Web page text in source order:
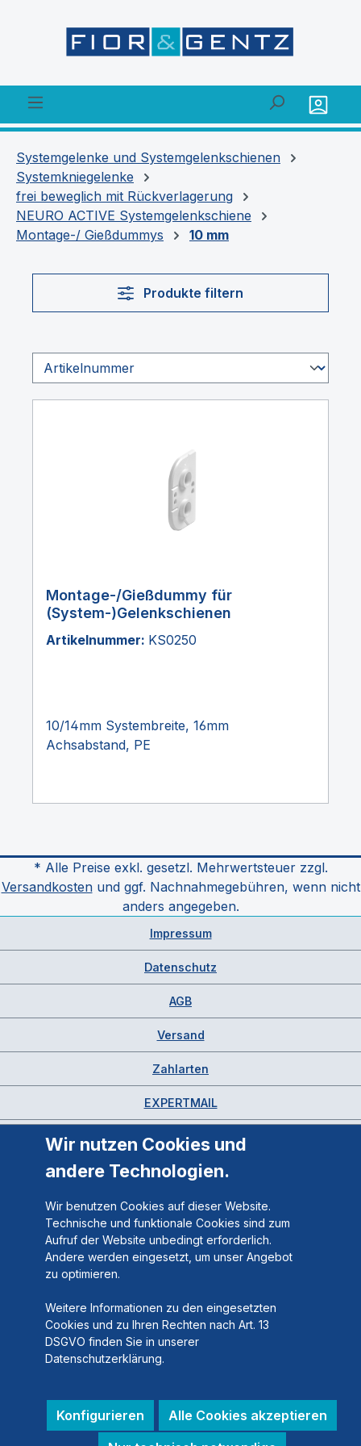
Systemgelenke und Systemgelenkschienen
Systemkniegelenke
frei beweglich mit Rückverlagerung
NEURO ACTIVE Systemgelenkschiene
Montage-/ Gießdummys
10 mm
Produkte filtern
Montage-/Gießdummy für
(System-)Gelenkschienen
Artikelnummer: KS0250
10/14mm Systembreite, 16mm
Achsabstand, PE
* Alle Preise exkl. gesetzl. Mehrwertsteuer zzgl.
Versandkostenund ggf. Nachnahmegebühren, wenn nicht
anders angegeben.
Impressum
Datenschutz
AGB
Versand
Zahlarten
EXPERTMAIL
Wir nutzen Cookies und
andere Technologien.
Wir benutzen Cookies auf dieser Website.
Technische und funktionale Cookies sind zum
Aufruf der Website unbedingt erforderlich.
Andere werden eingesetzt, um unser Angebot
zu optimieren.
Weitere Informationen zu den eingesetzten
Cookies und zu Ihren Rechten nach Art. 13
DSGVO finden Sie in unserer
Datenschutzerklärung.
Konfigurieren
Alle Cookies akzeptieren